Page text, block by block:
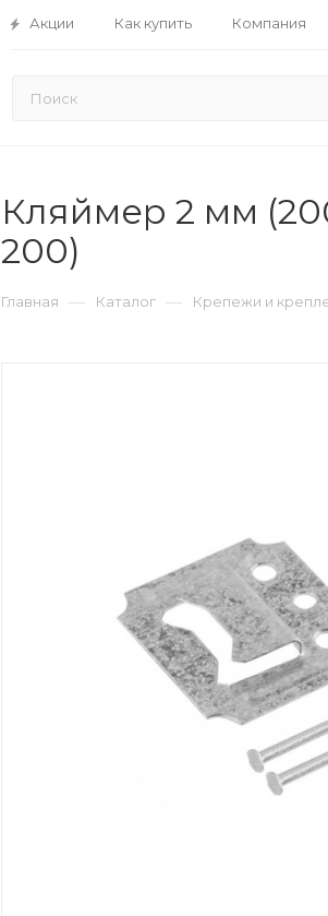
Акции Как купить Компания
Кляймер 2 мм
200)
Главная — Каталог — Крепежи и